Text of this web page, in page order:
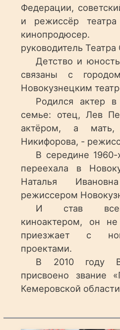
Федерации,
и режиссёр
кинопродюсер.
руководитель Театра
Детство и
связаны с
Новокузнецким
Родился актер
семье: отец, Лев
актёром, а мать,
Никифорова, -
В середине
переехала в
Наталья
режиссером
И став
киноактером, он
приезжает с
проектами.
В 2010 году
присвоено звание
Кемеровской